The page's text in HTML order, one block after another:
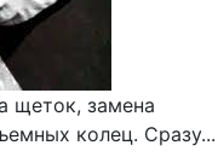
щеток, замена
колец. Сразу...